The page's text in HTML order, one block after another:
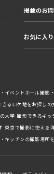
掲載のお
お気に入
イベントホール撮影
きるロケ地をお探しの
大学 撮影できるキッ
東京で撮影に使える
キッチンの撮影場所